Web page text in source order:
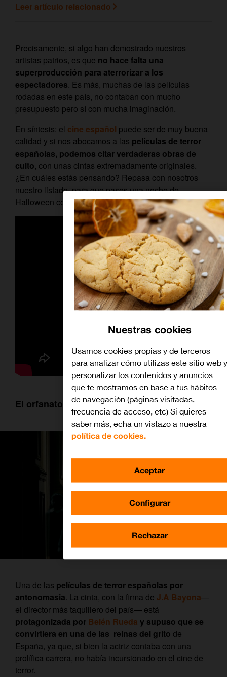
Leer artículo relacionado
Precisamente, si algo han demostrado nuestros
artistas patrios, es que no hace falta una
superproducción para aterrorizar a los
espectadores. Es más, muchas de las películas
rodadas en este país, no contaban con mucho
presupuesto pero sí con mucha imaginación.
En síntesis: el cine español puede ser de muy buena
calidad y si nos abocamos a las películas de terror
españolas, podemos citar verdaderas obras de
culto, con unas cintas extremadamente originales.
¿En cuáles estás pensando? Repasa con nosotros
nuestro listado, para que pases una noche de
Halloween con gritos… A la española.
El orfanato
Una de las películas de terror españolas por
antonomasia. La cinta, con la firma de J.A Bayona—
el director más taquillero del país— está
protagonizada por Belén Rueda y supuso que se
convirtiera en una de las reinas del grito de
España, ya que, si bien la actriz contaba con una
prolífica carrera, no había incursionado en el cine de
terror.
Nuestras cookies
Usamos cookies propias y de terceros
para analizar cómo utilizas este sitio web y
personalizar los contenidos y anuncios
que te mostramos en base a tus hábitos
de navegación (páginas visitadas,
frecuencia de acceso, etc) Si quieres
saber más, echa un vistazo a nuestra
política de cookies.
Configurar
Rechazar
Aceptar